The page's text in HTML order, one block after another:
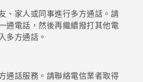
、家人或同事進行多方通話。請
通電話，然後再繼續撥打其他電
多方通話。
通話服務。請聯絡電信業者取得